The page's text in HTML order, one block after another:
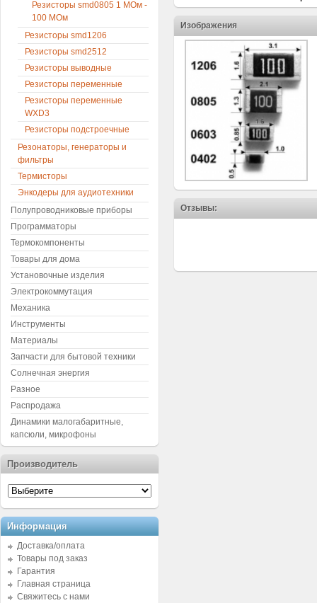
Изображения
Отзывы:
Резисторы smd0805 1 МОм -
100 МОм
Резисторы smd1206
Резисторы smd2512
Резисторы выводные
Резисторы переменные
Резисторы переменные
WXD3
Резисторы подстроечные
Резонаторы, генераторы и
фильтры
Термисторы
Энкодеры для аудиотехники
Полупроводниковые приборы
Программаторы
Термокомпоненты
Товары для дома
Установочные изделия
Электрокоммутация
Механика
Инструменты
Материалы
Запчасти для бытовой техники
Солнечная энергия
Разное
Распродажа
Динамики малогабаритные,
капсюли, микрофоны
Производитель
Информация
Доставка/оплата
Товары под заказ
Гарантия
Главная страница
Свяжитесь с нами